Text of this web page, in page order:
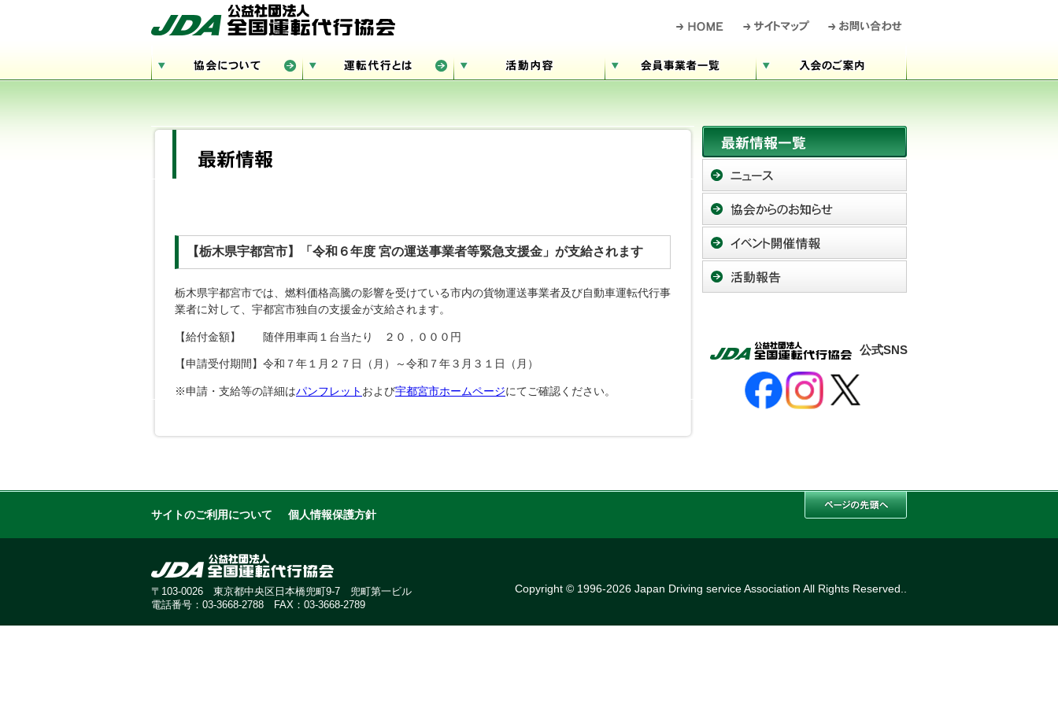
【栃木県宇都宮市】「令和６年度 宮の運送事業者等緊急支援金」が支給されます
栃木県宇都宮市では、燃料価格高騰の影響を受けている市内の貨物運送事業者及び自動車運転代行事
業者に対して、宇都宮市独自の支援金が支給されます。
【給付金額】 随伴用車両１台当たり ２０，０００円
【申請受付期間】令和７年１月２７日（月）～令和７年３月３１日（月）
※申請・支給等の詳細はパンフレット および宇都宮市ホームページにてご確認ください。
公式SNS
サイトのご利用について 個人情報保護方針
〒103-0026 東京都中央区日本橋兜町9-7 兜町第一ビル
電話番号：03-3668-2788 FAX：03-3668-2789
Copyright © 1996-2026 Japan Driving service Association All Rights Reserved..